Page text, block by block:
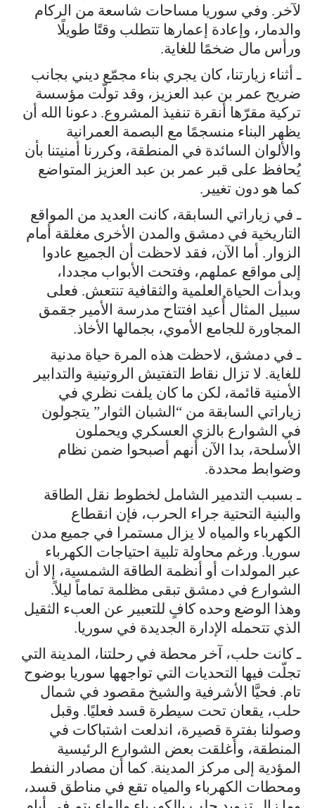
لآخر. وفي سوريا مساحات شاسعة من الركام
والدمار، وإعادة إعمارها تتطلب وقتًا طويلًا
ورأس مال ضخمًا للغاية.
ـ أثناء زيارتنا، كان يجري بناء مجمّع ديني بجانب
ضريح عمر بن عبد العزيز، وقد تولّت مؤسسة
تركية مقرّها أنقرة تنفيذ المشروع. دعونا الله أن
يظهر البناء منسجمًا مع البصمة العمرانية
والألوان السائدة في المنطقة، وكررنا أمنيتنا بأن
يُحافظ على قبر عمر بن عبد العزيز المتواضع
كما هو دون تغيير.
ـ في زياراتي السابقة، كانت العديد من المواقع
التاريخية في دمشق والمدن الأخرى مغلقة أمام
الزوار. أما الآن، فقد لاحظت أن الجميع عادوا
إلى مواقع عملهم، وفتحت الأبواب مجددا،
وبدأت الحياة العلمية والثقافية تنتعش. فعلى
سبيل المثال أُعيد افتتاح مدرسة الأمير جقمق
المجاورة للجامع الأموي، بجمالها الأخاذ.
ـ في دمشق، لاحظت هذه المرة حياة مدنية
للغاية. لا تزال نقاط التفتيش الروتينية والتدابير
الأمنية قائمة، لكن ما كان يلفت نظري في
زياراتي السابقة من “الشبان الثوار” يتجولون
في الشوارع بالزي العسكري ويحملون
الأسلحة، بدا الآن أنهم أصبحوا ضمن نظام
وضوابط محددة.
ـ بسبب التدمير الشامل لخطوط نقل الطاقة
والبنية التحتية جراء الحرب، فإن انقطاع
الكهرباء والمياه لا يزال مستمرا في جميع مدن
سوريا. ورغم محاولة تلبية احتياجات الكهرباء
عبر المولدات أو أنظمة الطاقة الشمسية، إلا أن
الشوارع في دمشق تبقى مظلمة تماماً ليلاً.
وهذا الوضع وحده كافٍ للتعبير عن العبء الثقيل
الذي تتحمله الإدارة الجديدة في سوريا.
ـ كانت حلب، آخر محطة في رحلتنا، المدينة التي
تجلّت فيها التحديات التي تواجهها سوريا بوضوح
تام. فحيَّا الأشرفية والشيخ مقصود في شمال
حلب، يقعان تحت سيطرة قسد فعليًا. وقبل
وصولنا بفترة قصيرة، اندلعت اشتباكات في
المنطقة، وأغلقت بعض الشوارع الرئيسية
المؤدية إلى مركز المدينة. كما أن مصادر النفط
ومحطات الكهرباء والمياه تقع في مناطق قسد،